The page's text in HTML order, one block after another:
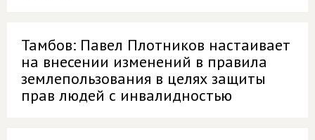
Тамбов: Павел Плотников настаивает
на внесении изменений в правила
землепользования в целях защиты
прав людей с инвалидностью